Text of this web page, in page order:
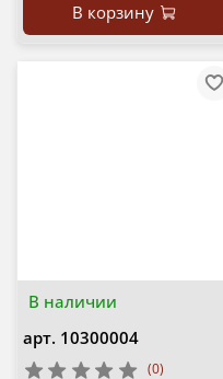
В корзину
В наличии
арт. 10300004
(0)